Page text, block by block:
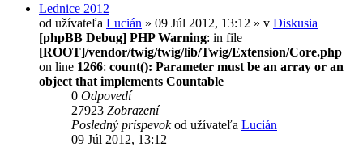
Lednice 2012
od užívateľa Lucián » 09 Júl 2012, 13:12 » v Diskusia
[phpBB Debug] PHP Warning: in file
[ROOT]/vendor/twig/twig/lib/Twig/Extension/Core.php
on line 1266: count(): Parameter must be an array or an
object that implements Countable
0 Odpovedí
27923 Zobrazení
Posledný príspevokod užívateľa Lucián
09 Júl 2012, 13:12